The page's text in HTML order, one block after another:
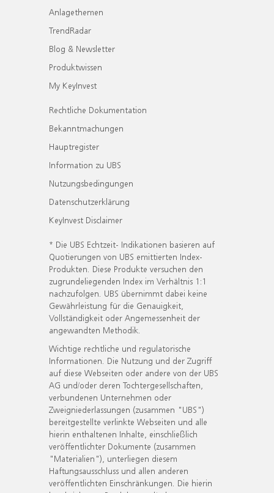
Anlagethemen
TrendRadar
Blog & Newsletter
Produktwissen
My KeyInvest
Rechtliche Dokumentation
Bekanntmachungen
Hauptregister
Information zu UBS
Nutzungsbedingungen
Datenschutzerklärung
KeyInvest Disclaimer
* Die UBS Echtzeit- Indikationen basieren auf
Quotierungen von UBS emittierten Index-
Produkten. Diese Produkte versuchen den
zugrundeliegenden Index im Verhältnis 1:1
nachzufolgen. UBS übernimmt dabei keine
Gewährleistung für die Genauigkeit,
Vollständigkeit oder Angemessenheit der
angewandten Methodik.
Wichtige rechtliche und regulatorische
Informationen. Die Nutzung und der Zugriff
auf diese Webseiten oder andere von der UBS
AG und/oder deren Tochtergesellschaften,
verbundenen Unternehmen oder
Zweigniederlassungen (zusammen "UBS")
bereitgestellte verlinkte Webseiten und alle
hierin enthaltenen Inhalte, einschließlich
veröffentlichter Dokumente (zusammen
"Materialien"), unterliegen diesem
Haftungsausschluss und allen anderen
veröffentlichten Einschränkungen. Die hierin